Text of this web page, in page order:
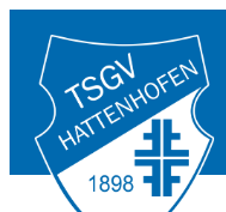
Zum
Inhalt
springen